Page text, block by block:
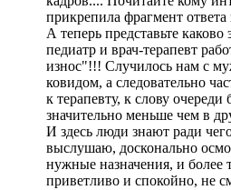
прикрепила фрагмент ответа
А теперь представьте каково
педиатр и врач-терапевт
износ"!!! Случилось нам с
ковидом, а следовательно
к терапевту, к слову
значительно меньше чем в
И здесь люди знают ради
выслушаю, досконально
нужные назначения, и более
приветливо и спокойно, не